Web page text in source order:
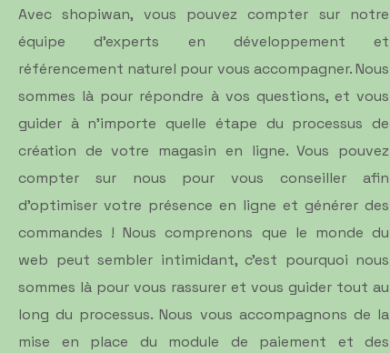
Avec shopiwan, vous pouvez compter sur notre
équipe d'experts en développement et
référencement naturel pour vous accompagner. Nous
sommes là pour répondre à vos questions, et vous
guider à n’importe quelle étape du processus de
création de votre magasin en ligne. Vous pouvez
compter sur nous pour vous conseiller afin
d’optimiser votre présence en ligne et générer des
commandes ! Nous comprenons que le monde du
web peut sembler intimidant, c'est pourquoi nous
sommes là pour vous rassurer et vous guider tout au
long du processus. Nous vous accompagnons de la
mise en place du module de paiement et des